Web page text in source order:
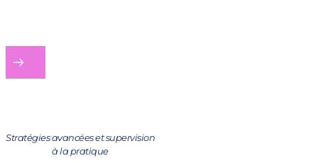
Stratégies avancées et supervision
à la pratique